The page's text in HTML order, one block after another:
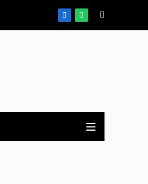
FacebookWhatsApp